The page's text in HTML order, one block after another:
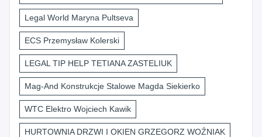
Legal World Maryna Pultseva
ECS Przemysław Kolerski
LEGAL TIP HELP TETIANA ZASTELIUK
Mag-And Konstrukcje Stalowe Magda Siekierko
WTC Elektro Wojciech Kawik
HURTOWNIA DRZWI I OKIEN GRZEGORZ WOŹNIAK